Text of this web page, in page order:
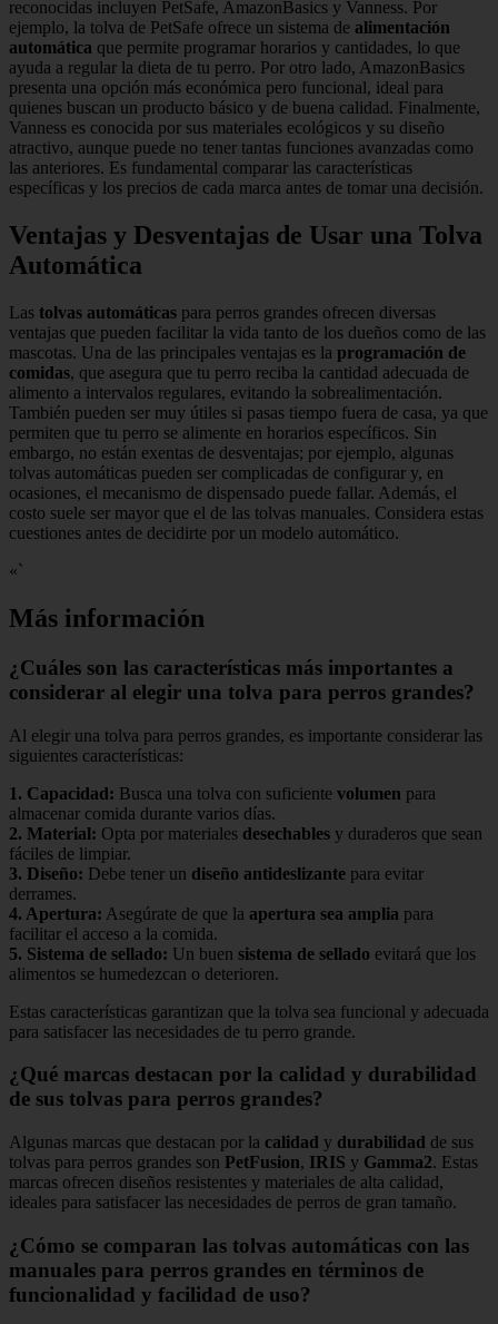
reconocidas incluyen PetSafe, AmazonBasics y Vanness. Por
ejemplo, la tolva de PetSafe ofrece un sistema de alimentación
automática que permite programar horarios y cantidades, lo que
ayuda a regular la dieta de tu perro. Por otro lado, AmazonBasics
presenta una opción más económica pero funcional, ideal para
quienes buscan un producto básico y de buena calidad. Finalmente,
Vanness es conocida por sus materiales ecológicos y su diseño
atractivo, aunque puede no tener tantas funciones avanzadas como
las anteriores. Es fundamental comparar las características
específicas y los precios de cada marca antes de tomar una decisión.
Ventajas y Desventajas de Usar una Tolva
Automática
Las tolvas automáticas para perros grandes ofrecen diversas
ventajas que pueden facilitar la vida tanto de los dueños como de las
mascotas. Una de las principales ventajas es la programación de
comidas, que asegura que tu perro reciba la cantidad adecuada de
alimento a intervalos regulares, evitando la sobrealimentación.
También pueden ser muy útiles si pasas tiempo fuera de casa, ya que
permiten que tu perro se alimente en horarios específicos. Sin
embargo, no están exentas de desventajas; por ejemplo, algunas
tolvas automáticas pueden ser complicadas de configurar y, en
ocasiones, el mecanismo de dispensado puede fallar. Además, el
costo suele ser mayor que el de las tolvas manuales. Considera estas
cuestiones antes de decidirte por un modelo automático.
«`
Más información
¿Cuáles son las características más importantes a
considerar al elegir una tolva para perros grandes?
Al elegir una tolva para perros grandes, es importante considerar las
siguientes características:
1. Capacidad: Busca una tolva con suficiente volumen para
almacenar comida durante varios días.
2. Material: Opta por materiales desechables y duraderos que sean
fáciles de limpiar.
3. Diseño: Debe tener un diseño antideslizante para evitar
derrames.
4. Apertura: Asegúrate de que la apertura sea amplia para
facilitar el acceso a la comida.
5. Sistema de sellado: Un buen sistema de sellado evitará que los
alimentos se humedezcan o deterioren.
Estas características garantizan que la tolva sea funcional y adecuada
para satisfacer las necesidades de tu perro grande.
¿Qué marcas destacan por la calidad y durabilidad
de sus tolvas para perros grandes?
Algunas marcas que destacan por la calidad y durabilidad de sus
tolvas para perros grandes son PetFusion, IRIS y Gamma2. Estas
marcas ofrecen diseños resistentes y materiales de alta calidad,
ideales para satisfacer las necesidades de perros de gran tamaño.
¿Cómo se comparan las tolvas automáticas con las
manuales para perros grandes en términos de
funcionalidad y facilidad de uso?